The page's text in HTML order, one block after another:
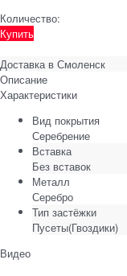
Количество:
Купить
Доставка в Смоленск
Описание
Характеристики
Вид покрытия
Серебрение
Вставка
Без вставок
Металл
Серебро
Тип застёжки
Пусеты(Гвоздики)
Видео